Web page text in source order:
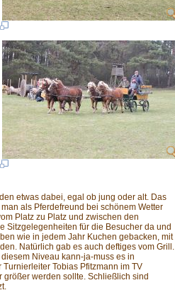
etwas dabei, egal ob jung oder alt. Das
als Pferdefreund bei schönem Wetter
Platz zu Platz und zwischen den
Sitzgelegenheiten für die Besucher da und
wie in jedem Jahr Kuchen gebacken, mit
Natürlich gab es auch deftiges vom Grill.
Niveau kann-ja-muss es in
Tobias Pfitzmann im TV
größer werden sollte. Schließlich sind